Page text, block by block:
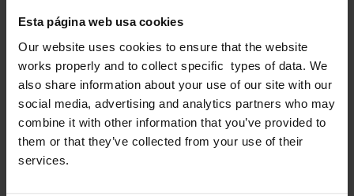
Esta página web usa cookies
Our website uses cookies to ensure that the website
works properly and to collect specific types of data. We
also share information about your use of our site with our
social media, advertising and analytics partners who may
combine it with other information that you’ve provided to
them or that they’ve collected from your use of their
services.
Ochenta impresiones pick-up de implantes
Conclusiones
TIPO DE MATERIAL: PVS –Hydrorise Implantmostró una
exactitud y precisión significativamente mejores que el
poliéter.
TÉCNICA: Condiciones sin ferulización –Hydrorise
tuvo un rendimiento igual o mejor que el poliéter
ferulizado